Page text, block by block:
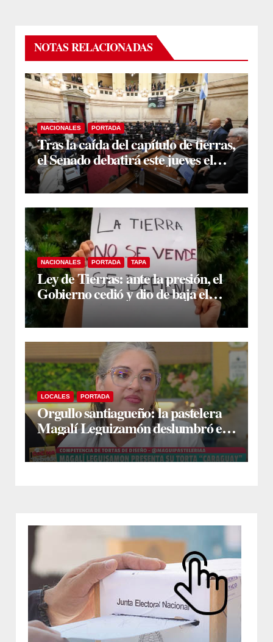
NOTAS RELACIONADAS
NACIONALES PORTADA
Tras la caída del capítulo de tierras,
el Senado debatirá este jueves el
proyecto sobre propiedad privada
NACIONALES PORTADA TAPA
Ley de Tierras: ante la presión, el
Gobierno cedió y dio de baja el
capítulo de la polémica
LOCALES PORTADA
Orgullo santiagueño: la pastelera
Magalí Leguizamón deslumbró en
Canal 13 con su torta “Caraguay” y
ganó la competencia